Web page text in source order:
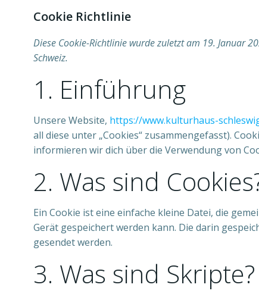
Cookie Richtlinie
Diese Cookie-Richtlinie wurde zuletzt am 19. Januar
Schweiz.
1. Einführung
Unsere Website, https://www.kulturhaus-
all diese unter „Cookies“ zusammengefasst).
informieren wir dich über die Verwendung von
2. Was sind
Ein Cookie ist eine einfache kleine Datei, die
Gerät gespeichert werden kann. Die darin
gesendet werden.
3. Was sind Skripte?